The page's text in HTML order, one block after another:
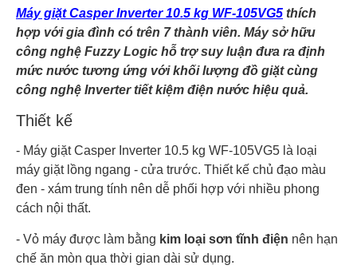
Trọng
lượng
- Nặng 63 kg
Số
người
dụng
Kích
thước
Cao 85 cm - Ngang 59.5 cm - Sâu 53.3 cm
Tiện
Tự khởi động lại khi có điện Thêm đồ trong khi giặt
Xuất Xứ & Bảo Hành
Máy giặt Casper Inverter 10.5 kg WF-105VG5 thích
hợp với gia đình có trên 7 thành viên. Máy sở hữu
công nghệ Fuzzy Logic hỗ trợ suy luận đưa ra định
mức nước tương ứng với khối lượng đồ giặt cùng
công nghệ Inverter tiết kiệm điện nước hiệu quả.
Thiết kế
- Máy giặt Casper Inverter 10.5 kg WF-105VG5 là loại
máy giặt lồng ngang - cửa trước. Thiết kế chủ đạo màu
đen - xám trung tính nên dễ phối hợp với nhiều phong
cách nội thất.
- Vỏ máy được làm bằng kim loại sơn tĩnh điện nên hạn
chế ăn mòn qua thời gian dài sử dụng.